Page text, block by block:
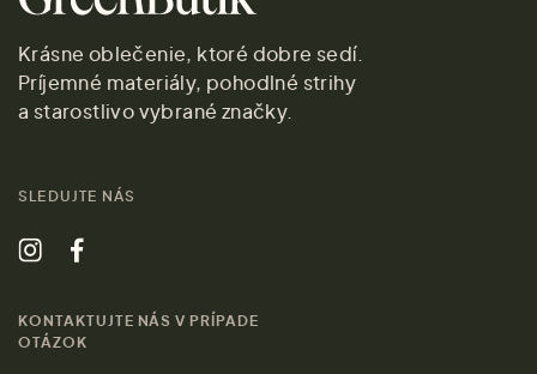
Krásne oblečenie, ktoré dobre sedí.
Príjemné materiály, pohodlné strihy
a starostlivo vybrané značky.
SLEDUJTE NÁS
KONTAKTUJTE NÁS V PRÍPADE
OTÁZOK